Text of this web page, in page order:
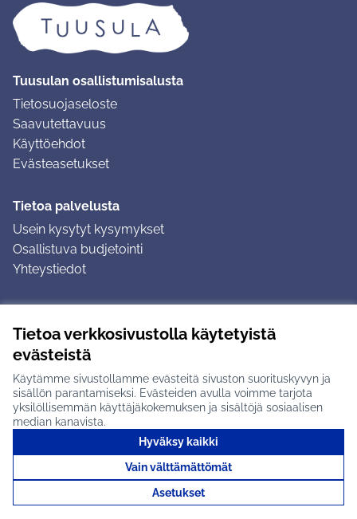
Tietoa verkkosivustolla käytetyistä
evästeistä
Käytämme sivustollamme evästeitä sivuston suorituskyvyn ja
sisällön parantamiseksi. Evästeiden avulla voimme tarjota
yksilöllisemmän käyttäjäkokemuksen ja sisältöjä sosiaalisen
median kanavista.
Hyväksy kaikki
Vain välttämättömät
Asetukset
Tuusulan osallistumisalusta
Tietosuojaseloste
Saavutettavuus
Käyttöehdot
Evästeasetukset
Tietoa palvelusta
Usein kysytyt kysymykset
Osallistuva budjetointi
Yhteystiedot
Ohjeet kirjautumiseen
Ohjeet kommentin jättämiseen
Creative Commons -lisenssi
(Ulkoinen linkki)Verkkosivusto luotuvapaan ohjelmiston
Tuusulan osallistumisalusta X-palvelussa
(Ulkoinen linkki)